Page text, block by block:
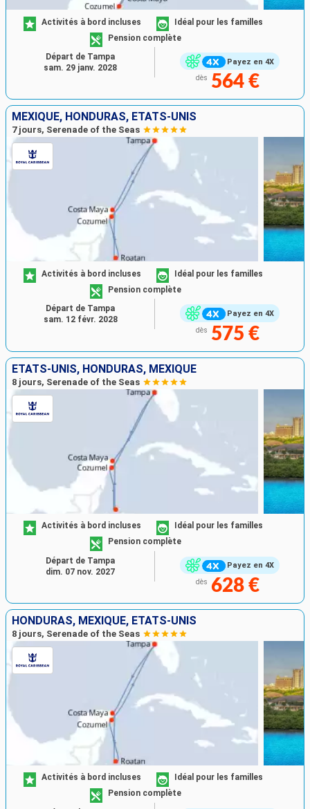
Payez en 4X
Activités à bord incluses
Idéal pour les familles
Pension complète
dès 564 €
Départ de Tampa
sam. 29 janv. 2028
MEXIQUE, HONDURAS, ÉTATS-UNIS
7 jours, Serenade of the Seas
Payez en 4X
Activités à bord incluses
Idéal pour les familles
Pension complète
dès 575 €
Départ de Tampa
sam. 12 févr. 2028
ÉTATS-UNIS, HONDURAS, MEXIQUE
8 jours, Serenade of the Seas
Payez en 4X
Activités à bord incluses
Idéal pour les familles
Pension complète
dès 628 €
Départ de Tampa
dim. 07 nov. 2027
HONDURAS, MEXIQUE, ÉTATS-UNIS
8 jours, Serenade of the Seas
Activités à bord incluses
Idéal pour les familles
Pension complète